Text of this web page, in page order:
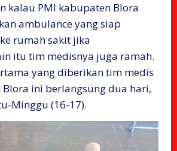
kalau PMI kabupaten Blora
ambulance yang siap
rumah sakit jika
itu tim medisnya juga ramah.
yang diberikan tim medis
ini berlangsung dua hari,
Minggu (16-17).